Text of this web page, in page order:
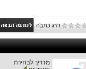
דרג כתבה
מדריך לבחירת